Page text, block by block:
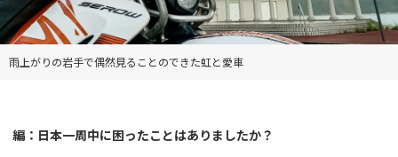
雨上がりの岩手で偶然見ることのできた虹と愛車
編：日本一周中に困ったことはありましたか？